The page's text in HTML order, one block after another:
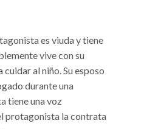
es viuda y tiene
vive con su
cuidar al niño. Su esposo
durante una
tiene una voz
protagonista la contrata